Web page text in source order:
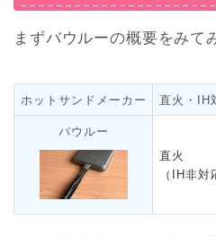
まずバウルーの概要をみて
ホットサンドメーカー 直火・IH
バウルー
直火
（IH非対